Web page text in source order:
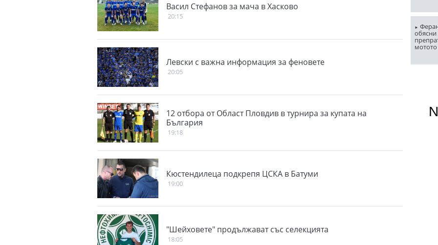
Васил Стефанов за мача в Хасково
20:15
Левски с важна информация за феновете
20:05
12 отбора от Област Пловдив в турнира за купата на
България
19:18
Кюстендилеца подкрепя ЦСКА в Батуми
19:00
"Шейховете" продължават със селекцията
18:05
обясни